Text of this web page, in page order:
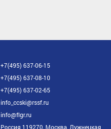
+7(495) 637-06-15
+7(495) 637-08-10
+7(495) 637-02-65
info_ccski@rssf.ru
info@flgr.ru
Россия 119270, Москва, Лужнецкая